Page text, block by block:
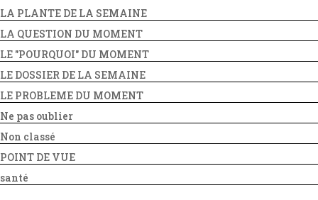
LA PLANTE DE LA SEMAINE
LA QUESTION DU MOMENT
LE "POURQUOI" DU MOMENT
LE DOSSIER DE LA SEMAINE
LE PROBLEME DU MOMENT
Ne pas oublier
Non classé
POINT DE VUE
santé